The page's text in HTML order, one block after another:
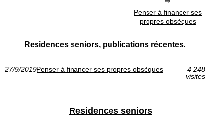
Penser à financer ses
propres obsèques
Residences seniors, publications récentes.
27/9/2019Penser à financer ses propres obsèques
4 248
visites
Residences seniors